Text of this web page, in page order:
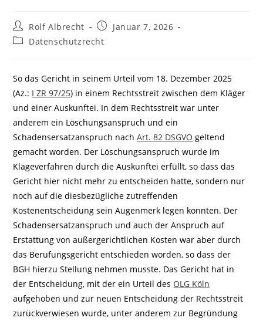
Beitrags-
Autor:
Rolf Albrecht
Beitrag
veröffentlicht:
Januar 7, 2026
Beitrags-
Datenschutzrecht
So das Gericht in seinem Urteil vom 18. Dezember 2025
(Az.: I ZR 97/25) in einem Rechtsstreit zwischen dem Kläger
und einer Auskunftei. In dem Rechtsstreit war unter
anderem ein Löschungsanspruch und ein
Schadensersatzanspruch nachArt. 82 DSGVO geltend
gemacht worden. Der Löschungsanspruch wurde im
Klageverfahren durch die Auskunftei erfüllt, so dass das
Gericht hier nicht mehr zu entscheiden hatte, sondern nur
noch auf die diesbezügliche zutreffenden
Kostenentscheidung sein Augenmerk legen konnten. Der
Schadensersatzanspruch und auch der Anspruch auf
Erstattung von außergerichtlichen Kosten war aber durch
das Berufungsgericht entschieden worden, so dass der
BGH hierzu Stellung nehmen musste. Das Gericht hat in
der Entscheidung, mit der ein Urteil des OLG Köln
aufgehoben und zur neuen Entscheidung der Rechtsstreit
zurückverwiesen wurde, unter anderem zur Begründung